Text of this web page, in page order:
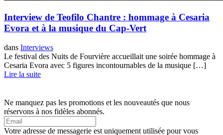
Interview de Teofilo Chantre : hommage à Cesaria
Evora et à la musique du Cap-Vert
dans Interviews
Le festival des Nuits de Fourvière accueillait une soirée hommage à
Cesaria Evora avec 5 figures incontournables de la musique […]
Lire la suite
Ne manquez pas les promotions et les nouveautés que nous
réservons à nos fidèles abonnés.
Votre adresse de messagerie est uniquement utilisée pour vous